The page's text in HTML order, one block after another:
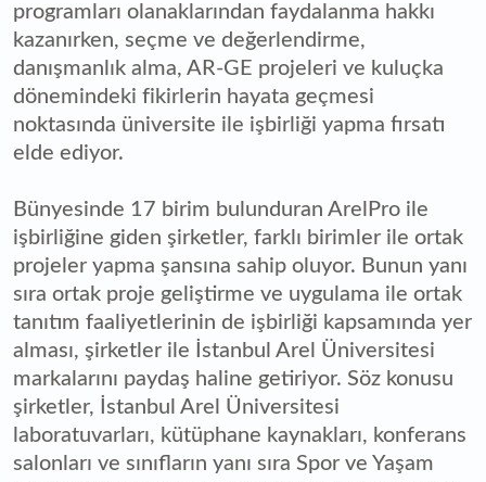
programları olanaklarından faydalanma hakkı
kazanırken, seçme ve değerlendirme,
danışmanlık alma, AR-GE projeleri ve kuluçka
dönemindeki fikirlerin hayata geçmesi
noktasında üniversite ile işbirliği yapma fırsatı
elde ediyor.
Bünyesinde 17 birim bulunduran ArelPro ile
işbirliğine giden şirketler, farklı birimler ile ortak
projeler yapma şansına sahip oluyor. Bunun yanı
sıra ortak proje geliştirme ve uygulama ile ortak
tanıtım faaliyetlerinin de işbirliği kapsamında yer
alması, şirketler ile İstanbul Arel Üniversitesi
markalarını paydaş haline getiriyor. Söz konusu
şirketler, İstanbul Arel Üniversitesi
laboratuvarları, kütüphane kaynakları, konferans
salonları ve sınıfların yanı sıra Spor ve Yaşam